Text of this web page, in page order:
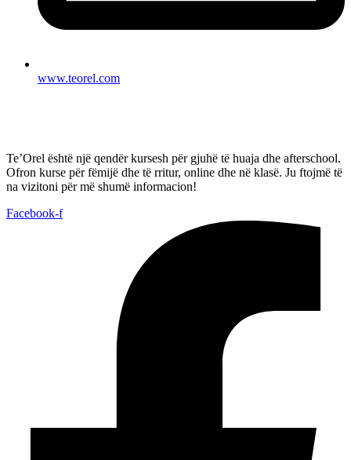
www.teorel.com
Te’Orel është një qendër kursesh për gjuhë të huaja dhe afterschool.
Ofron kurse për fëmijë dhe të rritur, online dhe në klasë. Ju ftojmë të
na vizitoni për më shumë informacion!
Facebook-f